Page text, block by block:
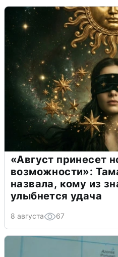
«Август принесет
возможности»:
назвала, кому из
улыбнется удача
8 августа 67